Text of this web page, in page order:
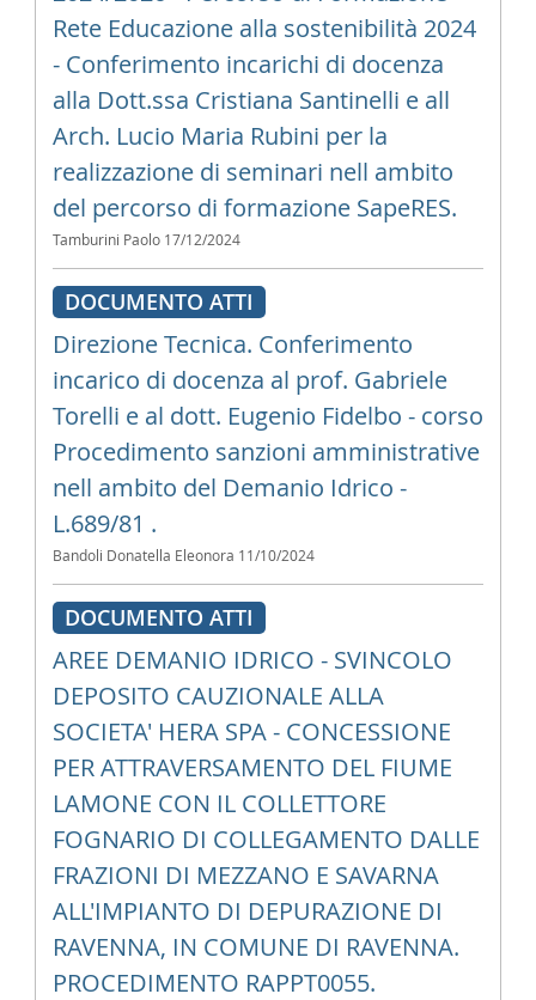
Rete Educazione alla sostenibilità 2024
- Conferimento incarichi di docenza
alla Dott.ssa Cristiana Santinelli e all
Arch. Lucio Maria Rubini per la
realizzazione di seminari nell ambito
del percorso di formazione SapeRES.
Tamburini Paolo 17/12/2024
DOCUMENTO ATTI
Direzione Tecnica. Conferimento
incarico di docenza al prof. Gabriele
Torelli e al dott. Eugenio Fidelbo - corso
Procedimento sanzioni amministrative
nell ambito del Demanio Idrico -
L.689/81 .
Bandoli Donatella Eleonora 11/10/2024
DOCUMENTO ATTI
AREE DEMANIO IDRICO - SVINCOLO
DEPOSITO CAUZIONALE ALLA
SOCIETA' HERA SPA - CONCESSIONE
PER ATTRAVERSAMENTO DEL FIUME
LAMONE CON IL COLLETTORE
FOGNARIO DI COLLEGAMENTO DALLE
FRAZIONI DI MEZZANO E SAVARNA
ALL'IMPIANTO DI DEPURAZIONE DI
RAVENNA, IN COMUNE DI RAVENNA.
PROCEDIMENTO RAPPT0055.